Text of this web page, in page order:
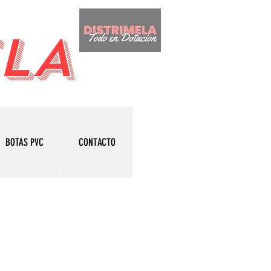
BOTAS PVC CONTACTO